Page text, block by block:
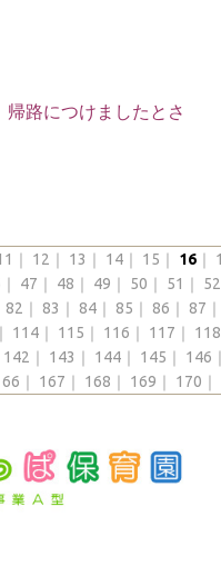
路につけましたとさ
｜ 12 ｜ 13 ｜ 14｜ 15 ｜ 16｜
｜ 47 ｜ 48 ｜ 49 ｜ 50 ｜ 51 ｜ 52
82 ｜ 83 ｜ 84｜ 85 ｜ 86 ｜ 87 ｜
｜ 114 ｜ 115 ｜ 116 ｜ 117 ｜ 118
142 ｜ 143 ｜ 144｜ 145 ｜ 146 ｜
｜ 167 ｜ 168 ｜ 169 ｜ 170 ｜